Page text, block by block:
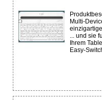
Multi-
... und sie
Ihrem
Easy-